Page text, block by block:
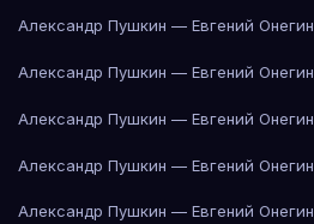
Александр Пушкин — Евгений Онегин
Александр Пушкин — Евгений Онегин
Александр Пушкин — Евгений Онегин
Александр Пушкин — Евгений Онегин
Александр Пушкин — Евгений Онегин